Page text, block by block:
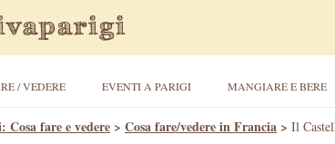
/ VEDERE EVENTI A PARIGI MANGIARE E BERE
Cosa fare e vedere > Cosa fare/vedere in Francia > Il